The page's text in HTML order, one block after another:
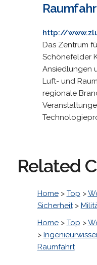
http://
Das Zentrum
Schönefelder
Ansiedlungen
Luft- und
regionale
Related
Home> Top >
Sicherheit>
Home> Top >
>
Raumfahrt